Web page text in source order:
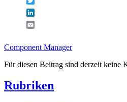
Component Manager
Für diesen Beitrag sind derzeit keine
Rubriken